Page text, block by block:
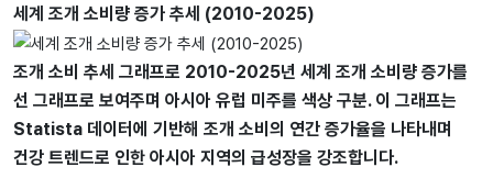
세계 조개 소비량 증가 추세 (2010-2025)
조개 소비 추세 그래프로 2010-2025년 세계 조개 소비량 증가를
선 그래프로 보여주며 아시아 유럽 미주를 색상 구분. 이 그래프는
Statista 데이터에 기반해 조개 소비의 연간 증가율을 나타내며
건강 트렌드로 인한 아시아 지역의 급성장을 강조합니다.